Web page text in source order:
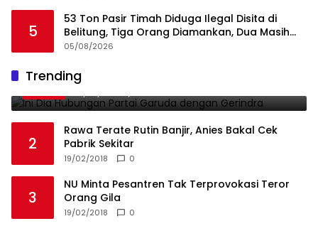
5
53 Ton Pasir Timah Diduga Ilegal Disita di
Belitung, Tiga Orang Diamankan, Dua Masih
Diburu
05/08/2026
Trending
1
Gerindra
19/02/2018 0
2
Rawa Terate Rutin Banjir, Anies Bakal Cek
Pabrik Sekitar
19/02/2018 0
3
NU Minta Pesantren Tak Terprovokasi Teror
Orang Gila
19/02/2018 0